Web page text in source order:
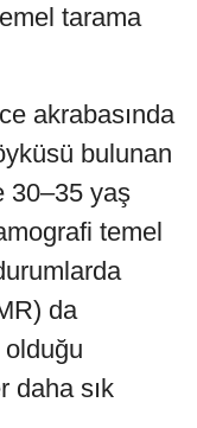
tarama
akrabasında
bulunan
30–35 yaş
temel
da
daha sık